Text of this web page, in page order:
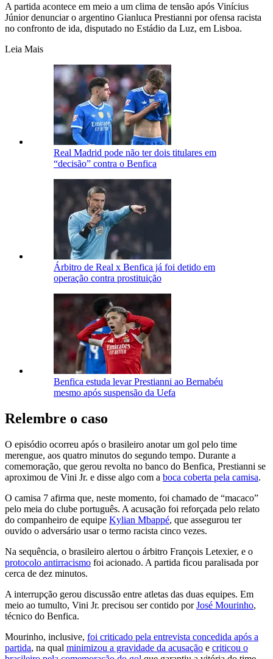
A partida acontece em meio a um clima de tensão após Vinícius
Júnior denunciar o argentino Gianluca Prestianni por ofensa racista
no confronto de ida, disputado no Estádio da Luz, em Lisboa.
Leia Mais
Real Madrid pode não ter dois titulares em
“decisão” contra o Benfica
Árbitro de Real x Benfica já foi detido em
operação contra prostituição
Benfica estuda levar Prestianni ao Bernabéu
mesmo após suspensão da Uefa
Relembre o caso
O episódio ocorreu após o brasileiro anotar um gol pelo time
merengue, aos quatro minutos do segundo tempo. Durante a
comemoração, que gerou revolta no banco do Benfica, Prestianni se
aproximou de Vini Jr. e disse algo com a boca coberta pela camisa.
O camisa 7 afirma que, neste momento, foi chamado de “macaco”
pelo meia do clube português. A acusação foi reforçada pelo relato
do companheiro de equipe Kylian Mbappé, que assegurou ter
ouvido o adversário usar o termo racista cinco vezes.
Na sequência, o brasileiro alertou o árbitro François Letexier, e o
protocolo antirracismo foi acionado. A partida ficou paralisada por
cerca de dez minutos.
A interrupção gerou discussão entre atletas das duas equipes. Em
meio ao tumulto, Vini Jr. precisou ser contido porJosé Mourinho,
técnico do Benfica.
Mourinho, inclusive, foi criticado pela entrevista concedida após a
partida, na qual minimizou a gravidade da acusação e criticou o